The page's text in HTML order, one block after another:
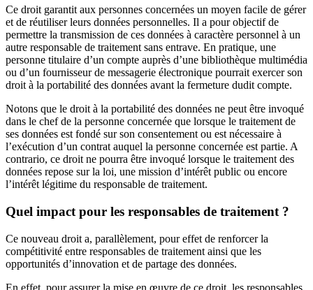
Ce droit garantit aux personnes concernées un moyen facile de gérer
et de réutiliser leurs données personnelles. Il a pour objectif de
permettre la transmission de ces données à caractère personnel à un
autre responsable de traitement sans entrave. En pratique, une
personne titulaire d’un compte auprès d’une bibliothèque multimédia
ou d’un fournisseur de messagerie électronique pourrait exercer son
droit à la portabilité des données avant la fermeture dudit compte.
Notons que le droit à la portabilité des données ne peut être invoqué
dans le chef de la personne concernée que lorsque le traitement de
ses données est fondé sur son consentement ou est nécessaire à
l’exécution d’un contrat auquel la personne concernée est partie. A
contrario, ce droit ne pourra être invoqué lorsque le traitement des
données repose sur la loi, une mission d’intérêt public ou encore
l’intérêt légitime du responsable de traitement.
Quel impact pour les responsables de traitement ?
Ce nouveau droit a, parallèlement, pour effet de renforcer la
compétitivité entre responsables de traitement ainsi que les
opportunités d’innovation et de partage des données.
En effet, pour assurer la mise en œuvre de ce droit, les responsables